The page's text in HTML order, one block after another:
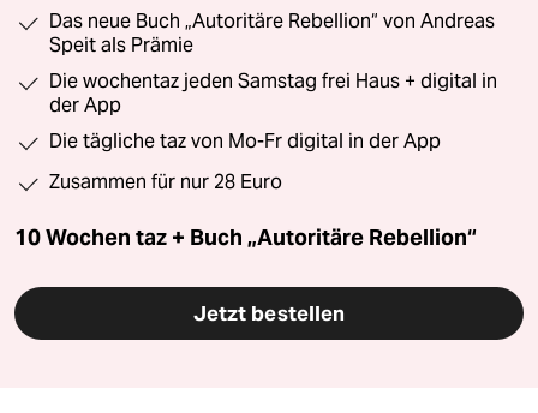
Das neue Buch „Autoritäre Rebellion“ von Andreas
Speit als Prämie
Die wochentaz jeden Samstag frei Haus + digital in
der App
Die tägliche taz von Mo-Fr digital in der App
Zusammen für nur 28 Euro
10 Wochen taz + Buch „Autoritäre Rebellion“
Jetzt bestellen